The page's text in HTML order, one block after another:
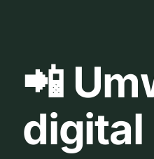
📲
digital